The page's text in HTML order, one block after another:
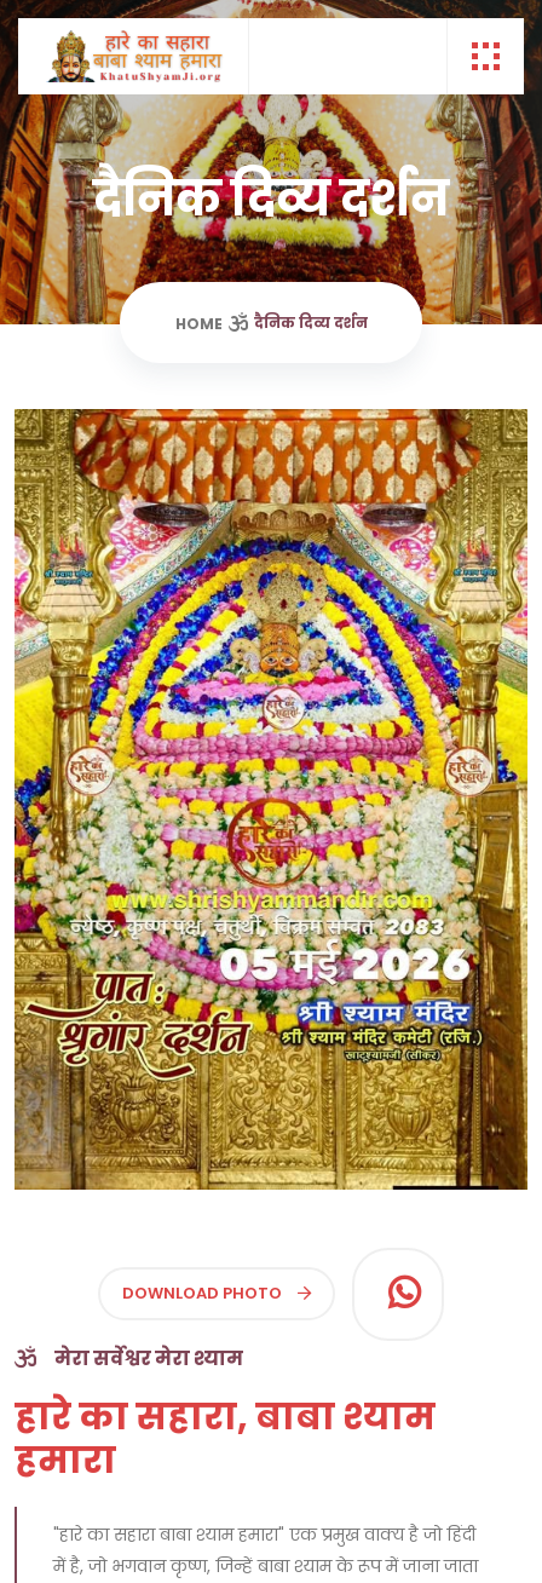
दैनिक दिव्य दर्शन
HOME दैनिक दिव्य दर्शन
DOWNLOAD PHOTO
मेरा सर्वेश्वर मेरा श्याम
हारे का सहारा, बाबा श्याम
हमारा
"हारे का सहारा बाबा श्याम हमारा" एक प्रमुख वाक्य है जो हिंदी
में है, जो भगवान कृष्ण, जिन्हें बाबा श्याम के रूप में जाना जाता